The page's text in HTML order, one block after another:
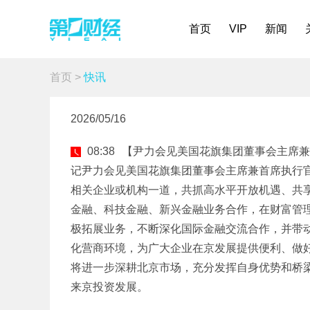
首页 VIP 新闻
首页 >快讯
2026/05/16
08:38
【尹力会见美国花旗集团董事会主席
记尹力会见美国花旗集团董事会主席兼首席执
相关企业或机构一道，共抓高水平开放机遇、
金融、科技金融、新兴金融业务合作，在财富
极拓展业务，不断深化国际金融交流合作，并
化营商环境，为广大企业在京发展提供便利、
将进一步深耕北京市场，充分发挥自身优势和
来京投资发展。